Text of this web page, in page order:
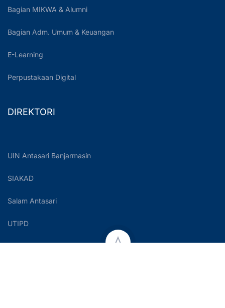
Bagian MIKWA & Alumni
Bagian Adm. Umum & Keuangan
E-Learning
Perpustakaan Digital
DIREKTORI
UIN Antasari Banjarmasin
SIAKAD
Salam Antasari
UTIPD